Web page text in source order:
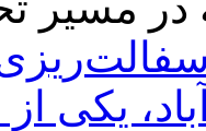
یکی